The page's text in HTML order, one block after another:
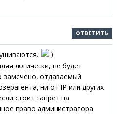
ОТВЕТИТЬ
логически, не будет
замечено, отдаваемый
ни от IP или других
стоит запрет на
право администратора